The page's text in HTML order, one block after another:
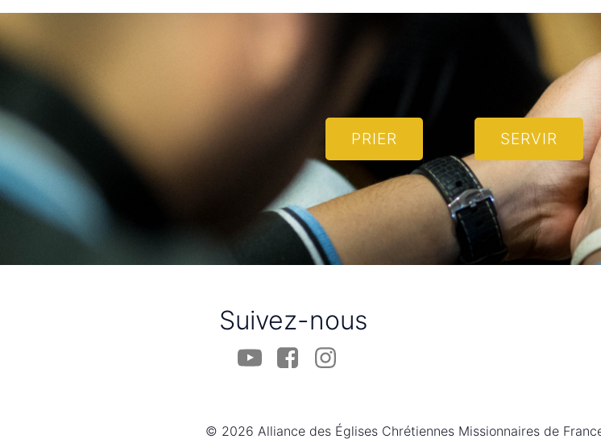
PRIER SERVIR
Suivez-nous
© 2026 Alliance des Églises Chrétiennes Missionnaires de